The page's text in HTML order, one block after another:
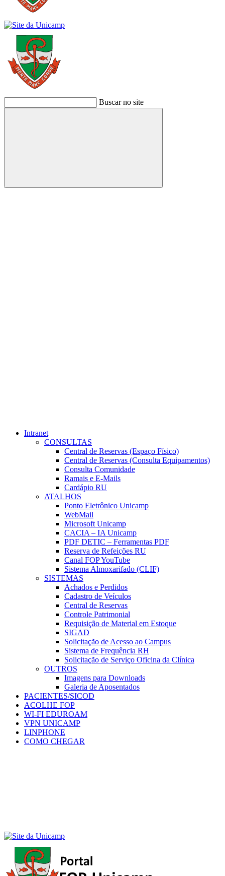
Buscar no site
Buscar
Intranet
CONSULTAS
Central de Reservas (Espaço Físico)
Central de Reservas (Consulta Equipamentos)
Consulta Comunidade
Ramais e E-Mails
Cardápio RU
ATALHOS
Ponto Eletrônico Unicamp
WebMail
Microsoft Unicamp
CACIA – IA Unicamp
PDF DETIC – Ferramentas PDF
Reserva de Refeições RU
Canal FOP YouTube
Sistema Almoxarifado (CLIF)
SISTEMAS
Achados e Perdidos
Cadastro de Veículos
Central de Reservas
Controle Patrimonial
Requisição de Material em Estoque
SIGAD
Solicitação de Acesso ao Campus
Sistema de Frequência RH
Solicitação de Serviço Oficina da Clínica
OUTROS
Imagens para Downloads
Galeria de Aposentados
PACIENTES/SICOD
ACOLHE FOP
WI-FI EDUROAM
VPN UNICAMP
LINPHONE
COMO CHEGAR